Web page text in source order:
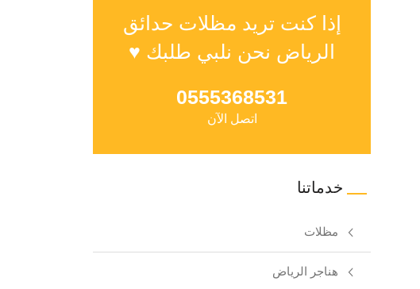
إذا كنت تريد مظلات حدائق
الرياض نحن نلبي طلبك ♥
0555368531
اتصل الآن
خدماتنا
مظلات
هناجر الرياض